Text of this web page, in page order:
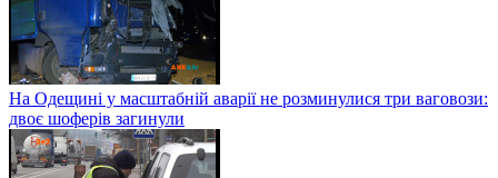
На Одещині у масштабній аварії не розминулися три ваговози:
двоє шоферів загинули